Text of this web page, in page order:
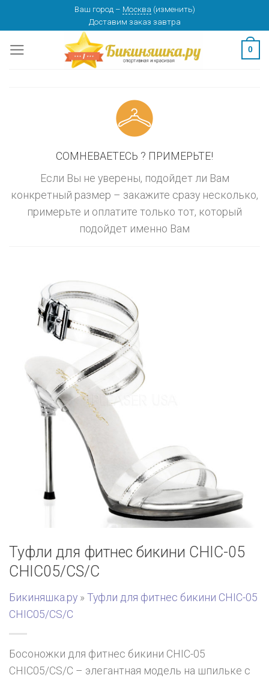
content
Ваш город – Москва (изменить)
Доставим заказ завтра
0
СОМНЕВАЕТЕСЬ ? ПРИМЕРЬТЕ!
Если Вы не уверены, подойдет ли Вам
конкретный размер – закажите сразу несколько,
примерьте и оплатите только тот, который
подойдет именно Вам
Туфли для фитнес бикини CHIC-05
CHIC05/CS/C
Бикиняшка.ру » Туфли для фитнес бикини CHIC-05
CHIC05/CS/C
Босоножки для фитнес бикини CHIC-05
CHIC05/CS/C – элегантная модель на шпильке с
изменить